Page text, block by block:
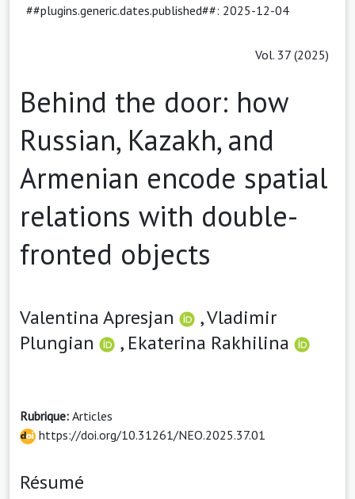
##plugins.generic.dates.published##: 2025-12-04
Vol. 37 (2025)
Behind the door: how
Russian, Kazakh, and
Armenian encode spatial
relations with double-
fronted objects
Valentina Apresjan ,Vladimir
Plungian
, Ekaterina Rakhilina
Rubrique: Articles
https://doi.org/10.31261/NEO.2025.37.01
Résumé